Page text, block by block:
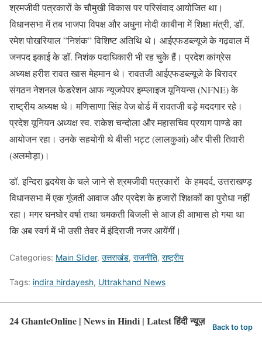
श्रमजीवी पत्रकारों के चौमुखी विकास पर परिसंवाद आयोजित था।
विधानसभा में तब भाजपा विपक्ष और अधुना मोदी काबीना में शिक्षा मंत्री, डॉ.
रमेश पोखरियाल ”निशंक” विशिष्ट अतिथि थे। आईएफडब्ल्यूजे के गढ़वाल में
जनपद इकाई के डॉ. निशंक पदाधिकारी भी रह चुके हैं। प्रदेश कांग्रेस
अध्यक्ष हरीश रावत खास मेहमान थे। रावतजी आईएफडब्ल्यूजे के बिरादर
संगठन नेशनल फेडरेशन आफ न्यूजपेपर इम्प्लाइज यूनियन्स (NFNE) के
राष्ट्रीय अध्यक्ष थे। मणिसाणा सिंह वेज बोर्ड में रावतजी बड़े मददगार रहे।
प्रदेश यूनियन अध्यक्ष स्व. राकेश चन्दोला और महासचिव प्रयाग पाण्डे का
आयोजन रहा। उनके सहयोगी थे बीसी भट्ट (लालकुआं) और पीसी तिवारी
(अलमोड़ा)।
डॉ. इन्दिरा हृदयेश के चले जाने से श्रमजीवी पत्रकारों के हमदर्द, उत्तराखण्ड़
विधानसभा में एक गूंजती आवाज और प्रदेश के हजारों शिक्षकों का पुरोधा नहीं
रहा। मगर घनघोर वर्षा तथा चमकती बिजली से आज ही आभास हो गया था
कि अब स्वर्ग में भी उसी तेवर में इंदिराजी नजर आयेंगीं।
Categories: Main Slider, उत्तराखंड, राजनीति, राष्ट्रीय
Tags: indira hirdayesh, Uttrakhand News
24 GhanteOnline | News in Hindi | Latest हिंदी न्यूज़ Back to top